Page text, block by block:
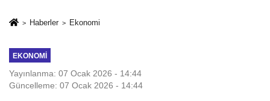
ve İhanet
Haberler Ekonomi
EKONOMI
Yayınlanma: 07 Ocak 2026 - 14:44
Güncelleme: 07 Ocak 2026 - 14:44